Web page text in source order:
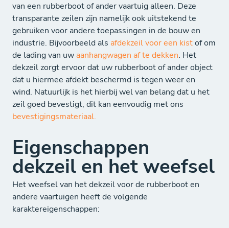
van een rubberboot of ander vaartuig alleen. Deze
transparante zeilen zijn namelijk ook uitstekend te
gebruiken voor andere toepassingen in de bouw en
industrie. Bijvoorbeeld als afdekzeil voor een kistof om
de lading van uw aanhangwagen af te dekken. Het
dekzeil zorgt ervoor dat uw rubberboot of ander object
dat u hiermee afdekt beschermd is tegen weer en
wind. Natuurlijk is het hierbij wel van belang dat u het
zeil goed bevestigt, dit kan eenvoudig met ons
bevestigingsmateriaal.
Eigenschappen
dekzeil en het weefsel
Het weefsel van het dekzeil voor de rubberboot en
andere vaartuigen heeft de volgende
karaktereigenschappen: